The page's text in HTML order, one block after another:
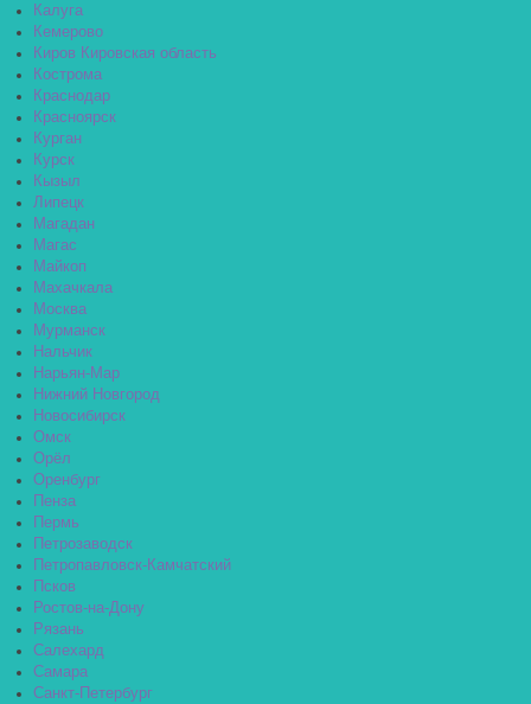
Калуга
Кемерово
Киров Кировская область
Кострома
Краснодар
Красноярск
Курган
Курск
Кызыл
Липецк
Магадан
Магас
Майкоп
Махачкала
Москва
Мурманск
Нальчик
Нарьян-Мар
Нижний Новгород
Новосибирск
Омск
Орёл
Оренбург
Пенза
Пермь
Петрозаводск
Петропавловск-Камчатский
Псков
Ростов-на-Дону
Рязань
Салехард
Самара
Санкт-Петербург